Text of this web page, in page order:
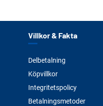
Villkor & Fakta
Delbetalning
Köpvillkor
Integritetspolicy
Betalningsmetoder